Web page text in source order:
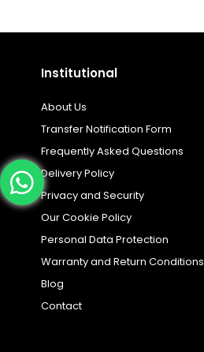
Institutional
About Us
Transfer Notification Form
Frequently Asked Questions
Delivery Policy
Privacy and Security
Our Cookie Policy
Personal Data Protection
Warranty and Return Conditions
Blog
Contact